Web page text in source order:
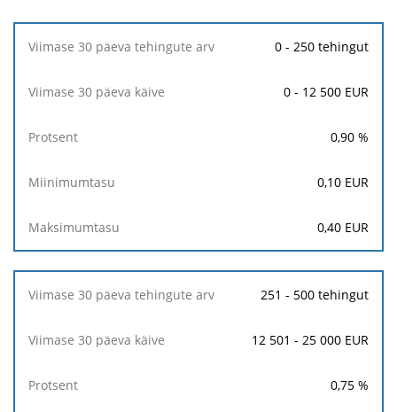
Viimase
tehingute
30
Miinimumtasu
Maksimumtasu
0 - 250 tehingut
0 - 12 500 EUR
0,90 %
0,10 EUR
0,40 EUR
251 - 500 tehingut
12 501 - 25 000 EUR
0,75 %